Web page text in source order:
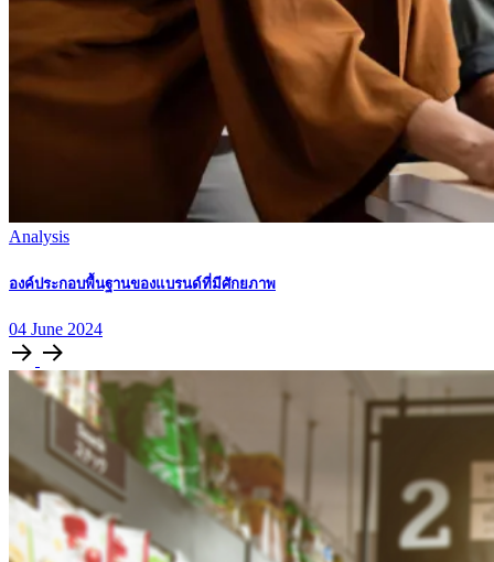
Analysis
องค์ประกอบพื้นฐานของแบรนด์ที่มีศักยภาพ
04 June 2024